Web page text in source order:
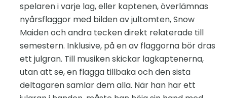
spelaren i varje lag, eller kaptenen, överlämnas
nyårsflaggor med bilden av jultomten, Snow
Maiden och andra tecken direkt relaterade till
semestern. Inklusive, på en av flaggorna bör dras
ett julgran. Till musiken skickar lagkaptenerna,
utan att se, en flagga tillbaka och den sista
deltagaren samlar dem alla. När han har ett